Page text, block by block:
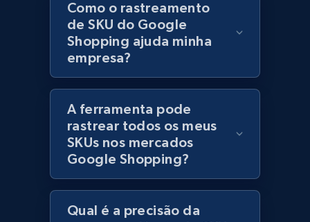
Lowes.com
URL, Domain, Marketplace pn, Sku, Other pn,
Model number, Gtin ean pn, Product name, and
more.
991+ 162+ Comece agora
Lowes.com - Gather data on products using
specified keywords
URL, Domain, Marketplace pn, Sku, Other pn,
Como o rastreamento
de SKU do Google
Shopping ajuda minha
empresa?
A ferramenta pode
rastrear todos os meus
SKUs nos mercados
Google Shopping?
Qual é a precisão da